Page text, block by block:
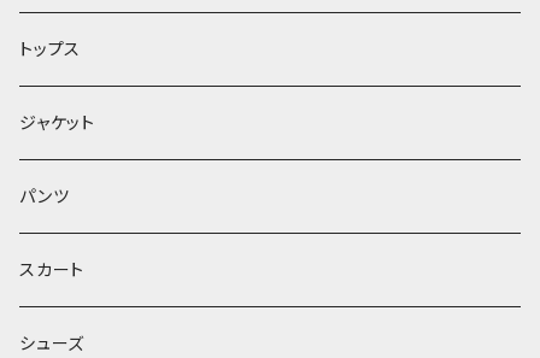
トップス
ジャケット
パンツ
スカート
シューズ